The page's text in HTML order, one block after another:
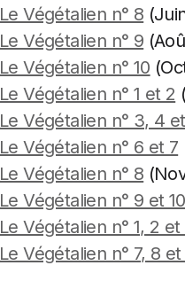
Le Végétalien n° 8
Le Végétalien n° 9
Le Végétalien n° 10
Le Végétalien n° 1 et 2
Le Végétalien n° 3, 4
Le Végétalien n° 6 et 7
Le Végétalien n° 8
Le Végétalien n° 9 et 10
Le Végétalien n° 1, 2
Le Végétalien n° 7, 8